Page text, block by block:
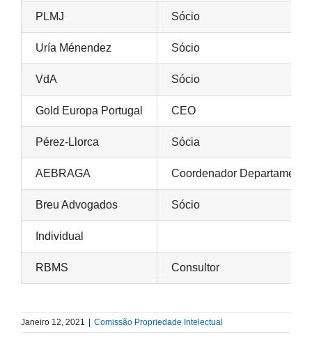
PLMJ Sócio
Uría Ménendez Sócio
VdA Sócio
Gold Europa Portugal CEO
Pérez-Llorca Sócia
AEBRAGA Coordenador
Breu Advogados Sócio
Individual
RBMS Consultor
Janeiro 12, 2021 | Comissão Propriedade Intelectual